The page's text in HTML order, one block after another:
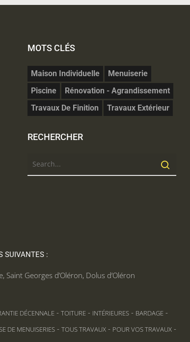
MOTS CLÉS
Maison Individuelle
Menuiserie
Piscine
Rénovation - Agrandissement
Travaux De Finition
Travaux Extérieur
RECHERCHER
SUIVANTES :
, Saint Georges d’Oléron, Dolus d’Oléron
DÉCENNALE - TOITURE - INTÉRIEURES - BARDAGE -
DE MENUISERIES - TOUS TRAVAUX - POUR VOS TRAVAUX -